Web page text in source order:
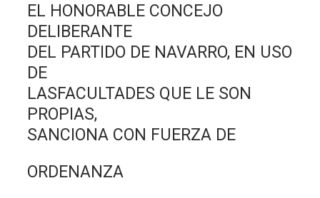
EL HONORABLE CONCEJO
DELIBERANTE
DEL PARTIDO DE NAVARRO, EN USO
DE
LASFACULTADES QUE LE SON
PROPIAS,
SANCIONA CON FUERZA DE
ORDENANZA